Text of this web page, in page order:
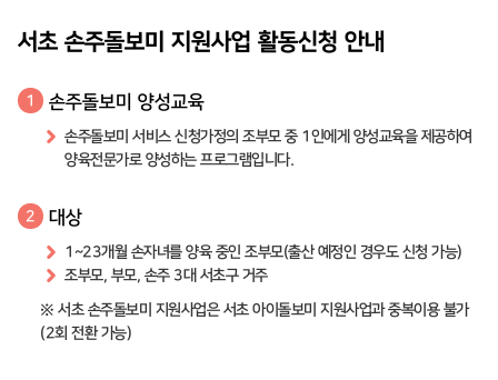
서초 손주돌보미 지원사업 활동신청 안내
1 손주돌보미 양성교육
손주돌보미 서비스 신청가정의 조부모 중 1인에게 양성교육을 제공하여
양육전문가로 양성하는 프로그램입니다.
2 대상
1~23개월 손자녀를 양육 중인 조부모(출산 예정인 경우도 신청 가능)
조부모, 부모, 손주 3대 서초구 거주
※ 서초 손주돌보미 지원사업은 서초 아이돌보미 지원사업과 중복이용 불가
(2회 전환 가능)